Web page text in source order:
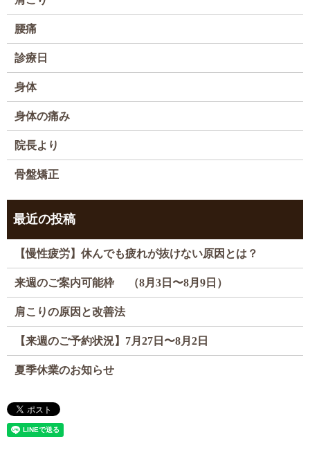
腰痛
診療日
身体
身体の痛み
院長より
骨盤矯正
最近の投稿
【慢性疲労】休んでも疲れが抜けない原因とは？
来週のご案内可能枠 （8月3日〜8月9日）
肩こりの原因と改善法
【来週のご予約状況】7月27日〜8月2日
夏季休業のお知らせ